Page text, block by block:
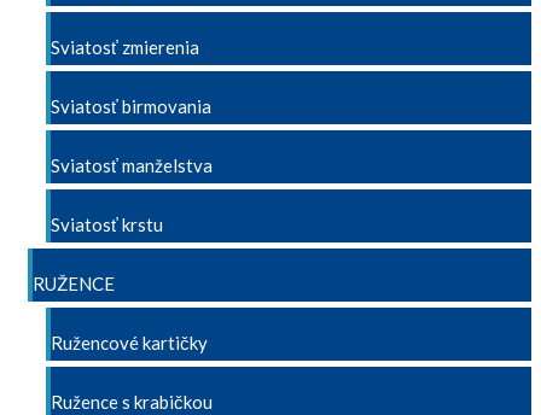
Sviatosť zmierenia
Sviatosť birmovania
Sviatosť manželstva
Sviatosť krstu
RUŽENCE
Ružencové kartičky
Ružence s krabičkou